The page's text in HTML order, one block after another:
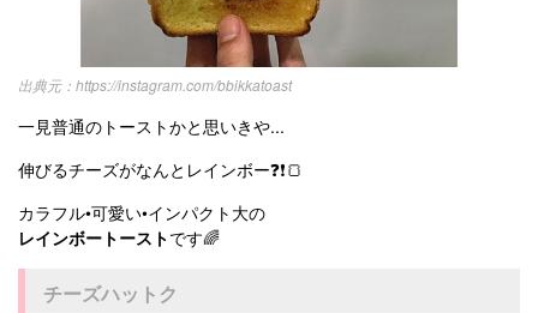
https://instagram.com/bbikkatoast
一見普通のトーストかと思いきや...
伸びるチーズがなんとレインボー❓❗️🍞
カラフル•可愛い•インパクト大の
レインボートーストです🌈
チーズハットク